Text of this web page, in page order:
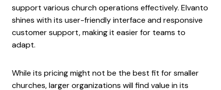
support various church operations effectively. Elvanto
shines with its user-friendly interface and responsive
customer support, making it easier for teams to
adapt.
While its pricing might not be the best fit for smaller
churches, larger organizations will find value in its